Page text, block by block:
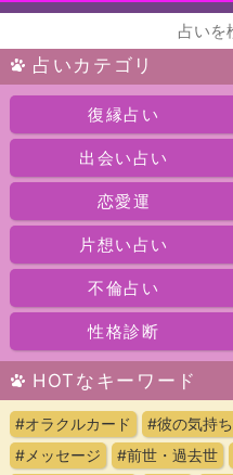
占いカテゴリ
復縁占い
出会い占い
恋愛運
片想い占い
不倫占い
性格診断
HOTなキーワード
#オラクルカード #彼の気持ち
#メッセージ
#前世・過去世